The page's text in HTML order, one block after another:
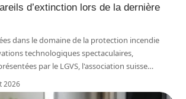
d’extinction lors de la dernière
dans le domaine de la protection incendie
technologiques spectaculaires,
par le LGVS, l'association suisse…
2026